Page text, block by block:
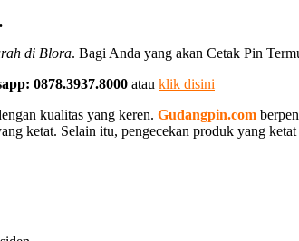
.
di Blora. Bagi Anda yang akan Cetak Pin
0878.3937.8000 atau klik disini
kualitas yang keren. Gudangpin.com
ketat. Selain itu, pengecekan produk yang